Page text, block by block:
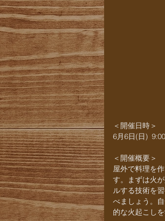
＜開催日時＞
6月6日(日)
＜開催概要＞
屋外で料理を
す。まずは火
ルする技術を
べましょう。
的な火起こしを